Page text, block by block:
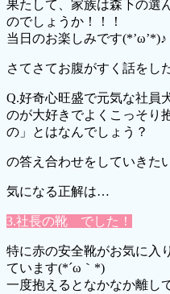
果たして、家族は森下の選
のでしょうか！！！
当日のお楽しみです(*’ω’*)♪
さてさてお腹がすく話をし
Q.好奇心旺盛で元気な社員
のが大好きでよくこっそり
の」とはなんでしょう？
の答え合わせをしていきた
気になる正解は…
3.社長の靴 でした！
特に赤の安全靴がお気に入
ています(*´ω｀*)
一度抱えるとなかなか離し